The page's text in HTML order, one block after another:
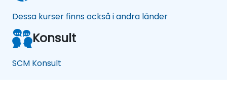
Dessa kurser finns också i andra länder
Konsult
SCM Konsult